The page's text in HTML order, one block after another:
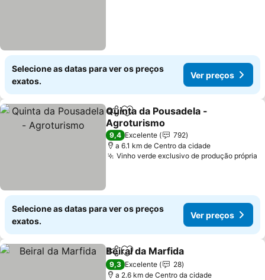
Selecione as datas para ver os preços
exatos.
Ver preços
PartilharAdicionar aos favoritos
Quinta da Pousadela -
Agroturismo
9,4 Excelente
792
a 6.1 km de Centro da cidade
Vinho verde exclusivo de produção própria
Selecione as datas para ver os preços
exatos.
Ver preços
PartilharAdicionar aos favoritos
Beiral da Marfida
9,3 Excelente
28
a 2.6 km de Centro da cidade